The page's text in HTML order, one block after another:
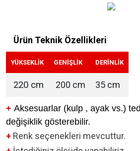
Ürün Teknik Özellikleri
YÜKSEKLİK GENİŞLİK DERİNLİK
220 cm 200 cm 35 cm
+ Aksesuarlar (kulp , ayak vs.)
değişiklik gösterebilir.
+ Renk seçenekleri mevcuttur.